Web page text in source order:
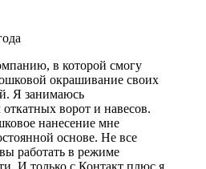
в которой смогу
окрашивание своих
Я занимаюсь
ворот и навесов.
нанесение мне
основе. Не все
работать в режиме
И только с Контакт плюс я